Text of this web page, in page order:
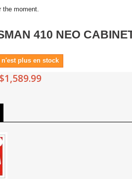
the moment.
410 NEO
plus en stock